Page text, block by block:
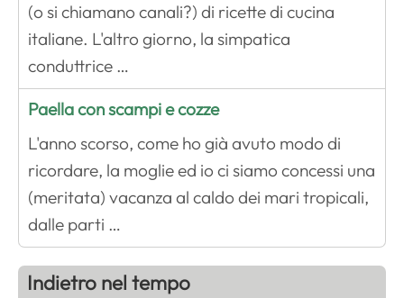
(o si chiamano canali?) di ricette di cucina
italiane. L'altro giorno, la simpatica
conduttrice …
Paella con scampi e cozze
L'anno scorso, come ho già avuto modo di
ricordare, la moglie ed io ci siamo concessi una
(meritata) vacanza al caldo dei mari tropicali,
dalle parti …
Indietro nel tempo